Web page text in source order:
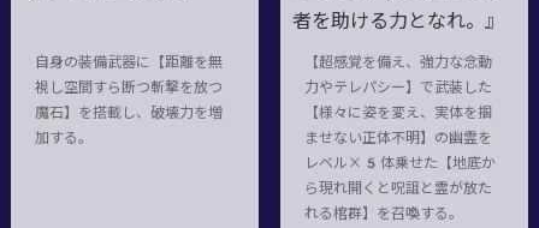
自身の装備武器に【距離を無
視し空間すら断つ斬撃を放つ
魔石】を搭載し、破壊力を増
加する。
者を助ける力となれ。』
【超感覚を備え、強力な念動
力やテレパシー】で武装した
【様々に姿を変え、実体を掴
ませない正体不明】の幽霊を
レベル×5体乗せた【地底か
ら現れ開くと呪詛と霊が放た
れる棺群】を召喚する。